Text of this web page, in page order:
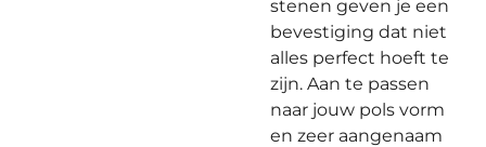
stenen geven je een
bevestiging dat niet
alles perfect hoeft te
zijn. Aan te passen
naar jouw pols vorm
en zeer aangenaam